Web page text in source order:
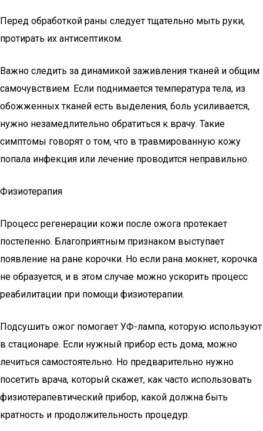
Перед обработкой раны следует тщательно мыть руки,
протирать их антисептиком.
Важно следить за динамикой заживления тканей и общим
самочувствием. Если поднимается температура тела, из
обожженных тканей есть выделения, боль усиливается,
нужно незамедлительно обратиться к врачу. Такие
симптомы говорят о том, что в травмированную кожу
попала инфекция или лечение проводится неправильно.
Физиотерапия
Процесс регенерации кожи после ожога протекает
постепенно. Благоприятным признаком выступает
появление на ране корочки. Но если рана мокнет, корочка
не образуется, и в этом случае можно ускорить процесс
реабилитации при помощи физиотерапии.
Подсушить ожог помогает УФ-лампа, которую используют
в стационаре. Если нужный прибор есть дома, можно
лечиться самостоятельно. Но предварительно нужно
посетить врача, который скажет, как часто использовать
физиотерапевтический прибор, какой должна быть
кратность и продолжительность процедур.